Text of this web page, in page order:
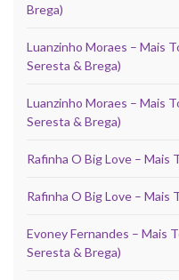
Brega)
Luanzinho Moraes – Mais
Seresta & Brega)
Luanzinho Moraes – Mais
Seresta & Brega)
Rafinha O Big Love – Mais
Rafinha O Big Love – Mais
Evoney Fernandes – Mais
Seresta & Brega)